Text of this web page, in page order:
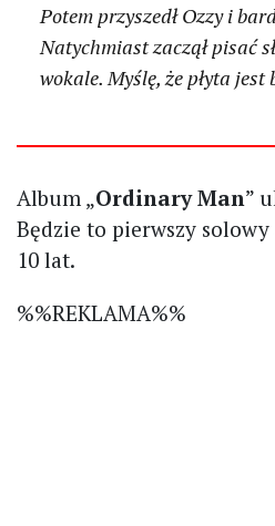
Potem przyszedł Ozzy i
Natychmiast zaczął pisać
wokale. Myślę, że płyta
Album „Ordinary Man”
Będzie to pierwszy
10 lat.
%%REKLAMA%%